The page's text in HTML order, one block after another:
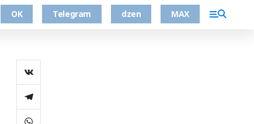
ОК Telegram dzen MAX